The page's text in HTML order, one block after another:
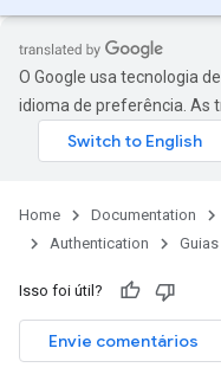
O Google usa tecnologia
idioma de preferência. As
Home Documentation
Authentication
Guias
Isso foi útil?
Envie comentários